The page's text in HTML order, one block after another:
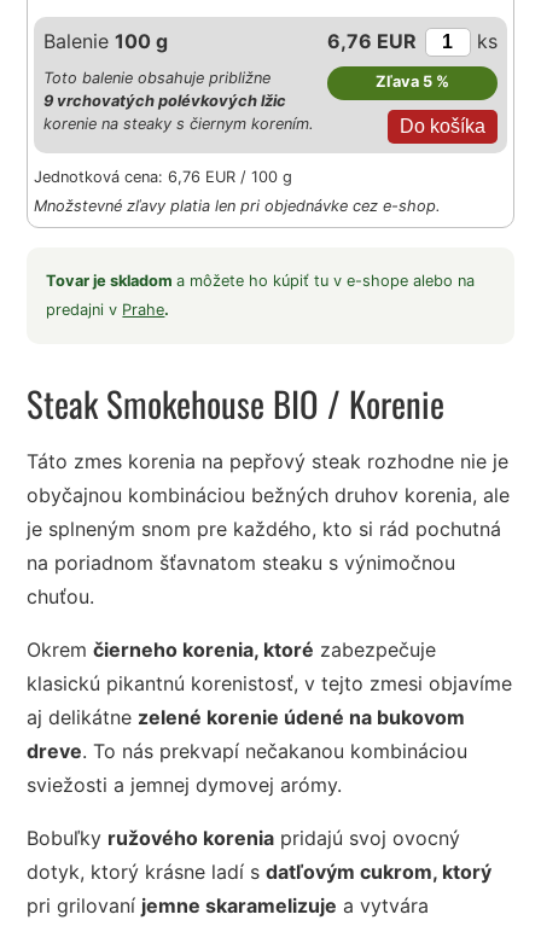
Balenie100 g 6,76 EUR ks
Zľava 5 %
Toto balenie obsahuje približne
9 vrchovatých polévkových lžic
korenie na steaky s čiernym korením.
Jednotková cena: 6,76 EUR / 100 g
Množstevné zľavy platia len pri objednávke cez e-shop.
Tovar je skladoma môžete ho kúpiť tu v e-shope alebo na
predajni v Prahe.
Steak Smokehouse BIO / Korenie
Táto zmes korenia na pepřový steak rozhodne nie je
obyčajnou kombináciou bežných druhov korenia, ale
je splneným snom pre každého, kto si rád pochutná
na poriadnom šťavnatom steaku s výnimočnou
chuťou.
Okremčierneho korenia, ktoré zabezpečuje
klasickú pikantnú korenistosť, v tejto zmesi objavíme
aj delikátne zelené korenie údené na bukovom
dreve. To nás prekvapí nečakanou kombináciou
sviežosti a jemnej dymovej arómy.
Bobuľky ružového korenia pridajú svoj ovocný
dotyk, ktorý krásne ladí sdatľovým cukrom, ktorý
pri grilovaní jemne skaramelizuje a vytvára